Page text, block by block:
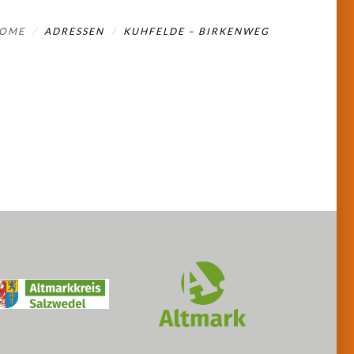
ADRESSEN KUHFELDE – BIRKENWEG